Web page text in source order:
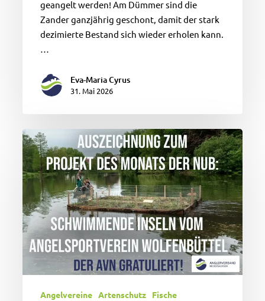
geangelt werden! Am Dümmer sind die
Zander ganzjährig geschont, damit der stark
dezimierte Bestand sich wieder erholen kann.
…
Eva-Maria Cyrus
31. Mai 2026
Schwimmende
Inseln
als
Projekt
Monats
ausgezeichnet
Angelvereine Artenschutz Fische